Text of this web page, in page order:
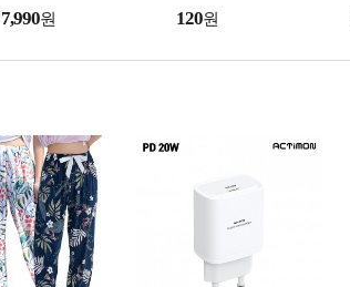
치
7,990원 120원